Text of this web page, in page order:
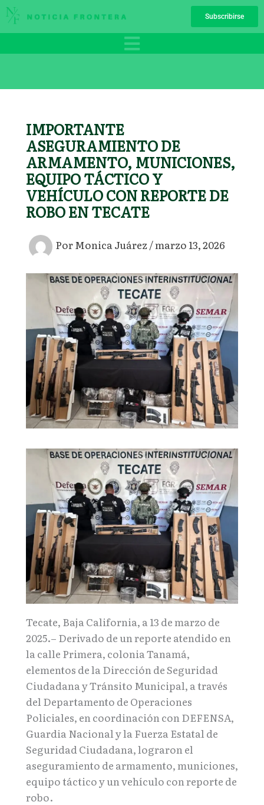
Ir
al
Subscribirse
IMPORTANTE
ASEGURAMIENTO DE
ARMAMENTO, MUNICIONES,
EQUIPO TÁCTICO Y
VEHÍCULO CON REPORTE DE
ROBO EN TECATE
PorMonica Juárez/marzo 13, 2026
Tecate, Baja California, a 13 de marzo de
2025.– Derivado de un reporte atendido en
la calle Primera, colonia Tanamá,
elementos de la Dirección de Seguridad
Ciudadana y Tránsito Municipal, a través
del Departamento de Operaciones
Policiales, en coordinación con DEFENSA,
Guardia Nacional y la Fuerza Estatal de
Seguridad Ciudadana, lograron el
aseguramiento de armamento, municiones,
equipo táctico y un vehículo con reporte de
robo.